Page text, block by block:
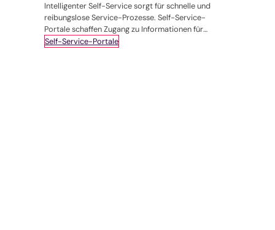
Intelligenter Self-Service sorgt für schnelle und
reibungslose Service-Prozesse. Self-Service-
Portale schaffen Zugang zu Informationen für
Kund:innen und geben diesen Kontrolle und Einsicht
Self-Service-Portale